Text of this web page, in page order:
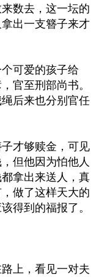
数去，这一坛的
出一支簪子来才
可爱的孩子给
官至刑部尚书。
后来也分别官任
才够赎金，可见
但他因为怕他人
拿出来送人，真
做了这样天大的
得到的福报了。
上，看见一对夫